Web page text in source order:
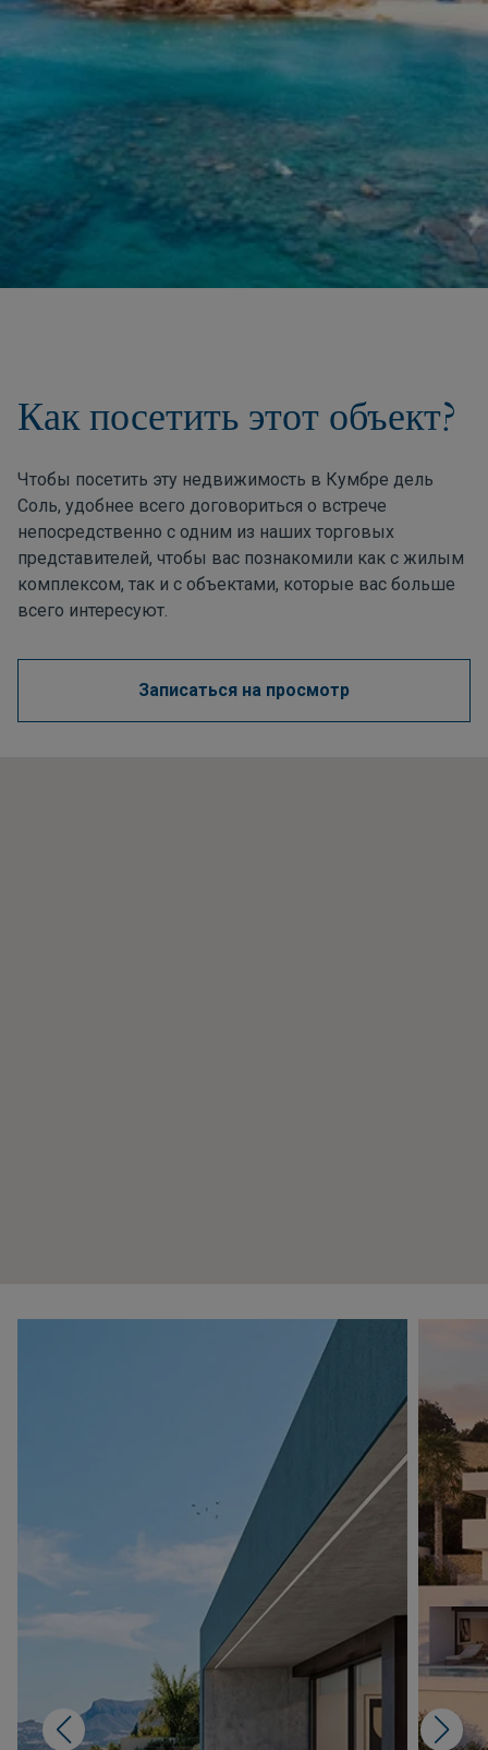
Как посетить этот объект?
Чтобы посетить эту недвижимость в Кумбре дель
Соль, удобнее всего договориться о встрече
непосредственно с одним из наших торговых
представителей, чтобы вас познакомили как с жилым
комплексом, так и с объектами, которые вас больше
всего интересуют.
Записаться на просмотр